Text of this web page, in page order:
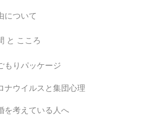
について
と こころ
もりパッケージ
ナウイルスと集団心理
を考えている人へ